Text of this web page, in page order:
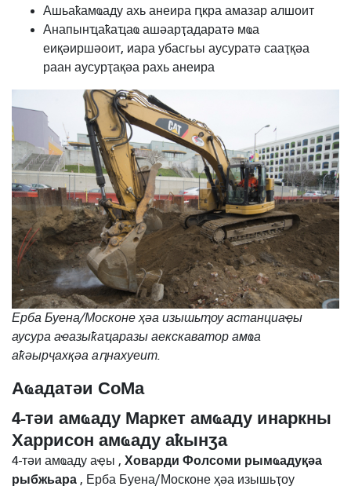
Ашьаҟамҩаду ахь анеира ԥкра амазар алшоит
Анапынҵаҟаҵаҩ ашәарҭадаратә мҩа
еиқәиршәоит, иара убасгьы аусуратә сааҭқәа
раан аусурҭақәа рахь анеира
Ерба Буена/Москоне ҳәа изышьҭоу астанциаҿы
аусура аҽазыҟаҵаразы аекскаватор амҩа
аҟәырҷахқәа аԥнахуеит.
Аҩадатәи СоМа
4-тәи амҩаду Маркет амҩаду инаркны
Харрисон амҩаду аҟынӡа
4-тәи амҩаду аҿы , Ховарди Фолсоми рымҩадуқәа
рыбжьара , Ерба Буена/Москоне ҳәа изышьҭоу